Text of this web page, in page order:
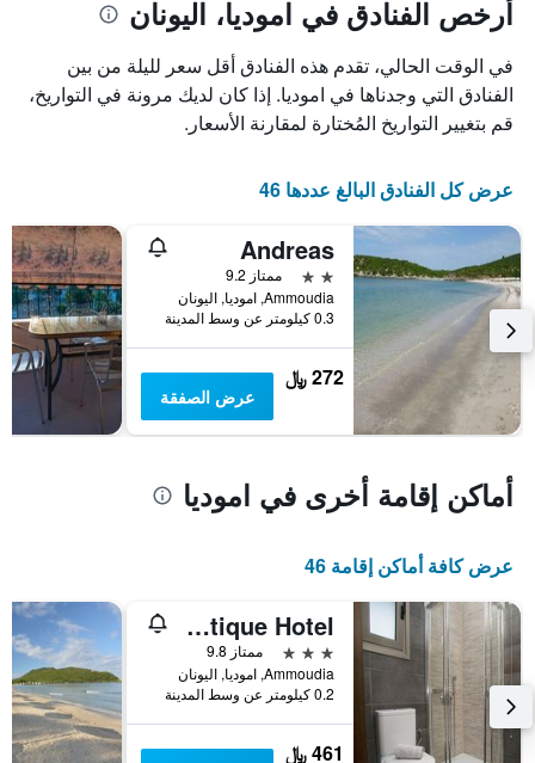
مع
حسب
النجوم
يتضمن
المخطط
محور
X
التي
فئات
الفنادق
بالنجوم.
يتضمن
المخطط
Y
يعرض
متوسط
هذه
الذي
عُثر
عليه
خلال
آخر
3
أيام
أرخص الفنادق في اموديا، اليونان
في الوقت الحالي، تقدم هذه الفنادق أقل سعر لليلة من بين
الفنادق التي وجدناها في اموديا. إذا كان لديك مرونة في التواريخ،
قم بتغيير التواريخ المُختارة لمقارنة الأسعار.
عرض كل الفنادق البالغ عددها 46
Andreas
2 نجمتين
ممتاز 9.2
Ammoudia, اموديا, اليونان
0.3 كيلومتر عن وسط المدينة
272 ﷼
عرض الصفقة
أماكن إقامة أخرى في اموديا
عرض كافة أماكن إقامة 46
Aktaia Boutique Hotel
3 نجوم
ممتاز 9.8
Ammoudia, اموديا, اليونان
0.2 كيلومتر عن وسط المدينة
461 ﷼